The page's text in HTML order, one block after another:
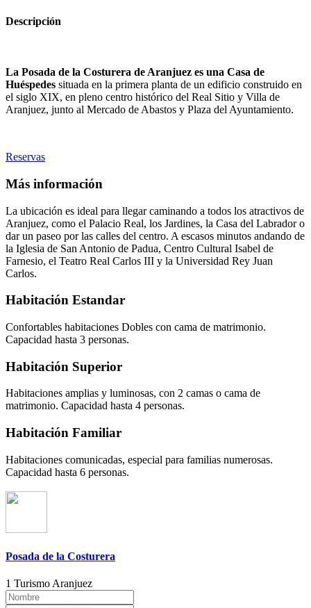
Descripción
La Posada de la Costurera de Aranjuez es una Casa de
Huéspedes situada en la primera planta de un edificio construido en
el siglo XIX, en pleno centro histórico del Real Sitio y Villa de
Aranjuez, junto al Mercado de Abastos y Plaza del Ayuntamiento.
Reservas
Más información
La ubicación es ideal para llegar caminando a todos los atractivos de
Aranjuez, como el Palacio Real, los Jardines, la Casa del Labrador o
dar un paseo por las calles del centro. A escasos minutos andando de
la Iglesia de San Antonio de Padua, Centro Cultural Isabel de
Farnesio, el Teatro Real Carlos III y la Universidad Rey Juan
Carlos.
Habitación Estandar
Confortables habitaciones Dobles con cama de matrimonio.
Capacidad hasta 3 personas.
Habitación Superior
Habitaciones amplias y luminosas, con 2 camas o cama de
matrimonio. Capacidad hasta 4 personas.
Habitación Familiar
Habitaciones comunicadas, especial para familias numerosas.
Capacidad hasta 6 personas.
Posada de la Costurera
1 Turismo Aranjuez